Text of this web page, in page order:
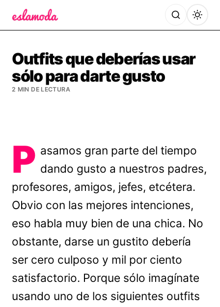
Outfits que deberías usar
sólo para darte gusto
2 MIN DE LECTURA
P asamos gran parte del tiempo
dando gusto a nuestros padres,
profesores, amigos, jefes, etcétera.
Obvio con las mejores intenciones,
eso habla muy bien de una chica. No
obstante, darse un gustito debería
ser cero culposo y mil por ciento
satisfactorio. Porque sólo imagínate
usando uno de los siguientes outfits